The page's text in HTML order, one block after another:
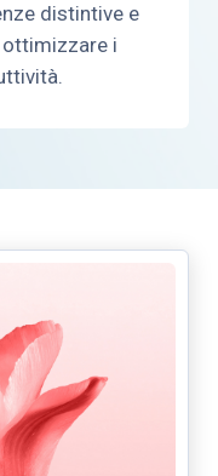
distintive e
i